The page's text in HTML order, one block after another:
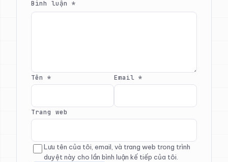
Bình luận *
Tên * Email *
Trang web
Lưu tên của tôi, email, và trang web trong trình
duyệt này cho lần bình luận kế tiếp của tôi.